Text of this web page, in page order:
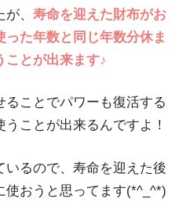
、 寿命を迎えた財布がお
た年数と同じ年数分休ま
ことが出来ます♪
ことでパワーも復活する
ことが出来るんですよ！
るので、寿命を迎えた後
使おうと思ってます(*^_^*)